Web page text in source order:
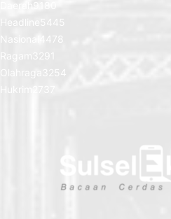
Daerah
Headline
5445
Nasional
4478
Ragam
3291
Olahraga
3254